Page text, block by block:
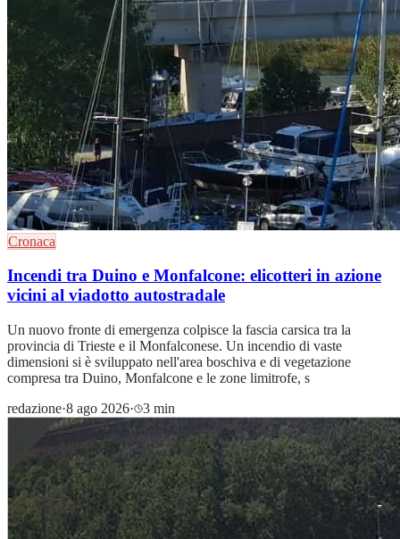
Cronaca
Incendi tra Duino e Monfalcone: elicotteri in azione
vicini al viadotto autostradale
Un nuovo fronte di emergenza colpisce la fascia carsica tra la
provincia di Trieste e il Monfalconese. Un incendio di vaste
dimensioni si è sviluppato nell'area boschiva e di vegetazione
compresa tra Duino, Monfalcone e le zone limitrofe, s
redazione·8 ago 2026· 3 min